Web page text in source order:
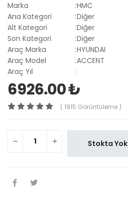
Marka
:HMC
Ana Kategori
:Diğer
Alt Kategori
:Diğer
Son Kategori
:Diğer
Araç Marka
:HYUNDAI
Araç Model
:ACCENT
Araç Yıl
:
6926.00 ₺
( 1915 Görüntüleme )
Stokta Yok